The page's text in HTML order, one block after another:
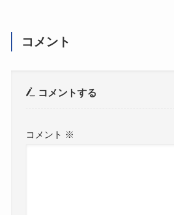
コメント
コメントする
コメント ※